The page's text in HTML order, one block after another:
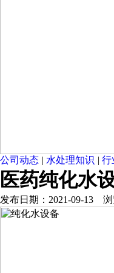
公司动态 | 水处理知识 | 行
医药纯化水
发布日期：2021-09-13 浏